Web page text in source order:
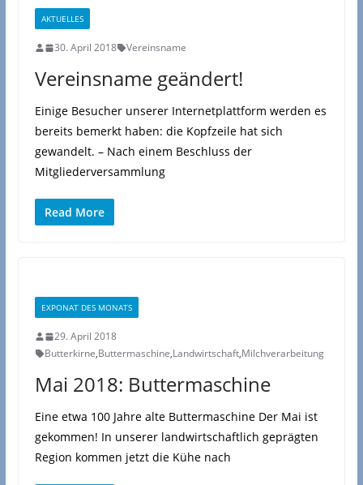
AKTUELLES
30. April 2018 Vereinsname
Vereinsname geändert!
Einige Besucher unserer Internetplattform werden es
bereits bemerkt haben: die Kopfzeile hat sich
gewandelt. – Nach einem Beschluss der
Mitgliederversammlung
Read More
EXPONAT DES MONATS
29. April 2018
Butterkirne,Buttermaschine,Landwirtschaft,Milchverarbeitung
Mai 2018: Buttermaschine
Eine etwa 100 Jahre alte Buttermaschine Der Mai ist
gekommen! In unserer landwirtschaftlich geprägten
Region kommen jetzt die Kühe nach